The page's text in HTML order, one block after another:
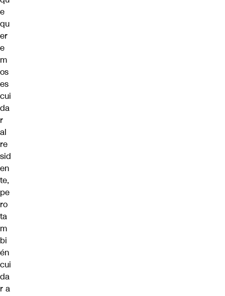
e
qu
er
e
m
os
es
cui
da
r
al
re
sid
en
te,
pe
ro
ta
m
bi
én
cui
da
r a